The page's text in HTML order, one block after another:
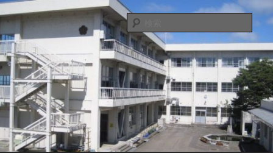
メ
イ
ン
コ
ン
テ
ン
ツ
へ
移
動
射水市立金山小学校
富山県射水市青井谷１６４８ ℡０７６６－５６－００９０
メール：kanayama-es@tym.ed.jp
索